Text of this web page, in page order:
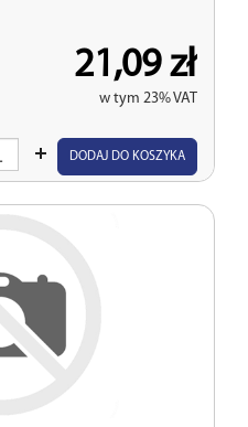
21,09 zł
w tym 23% VAT
DODAJ DO KOSZYKA